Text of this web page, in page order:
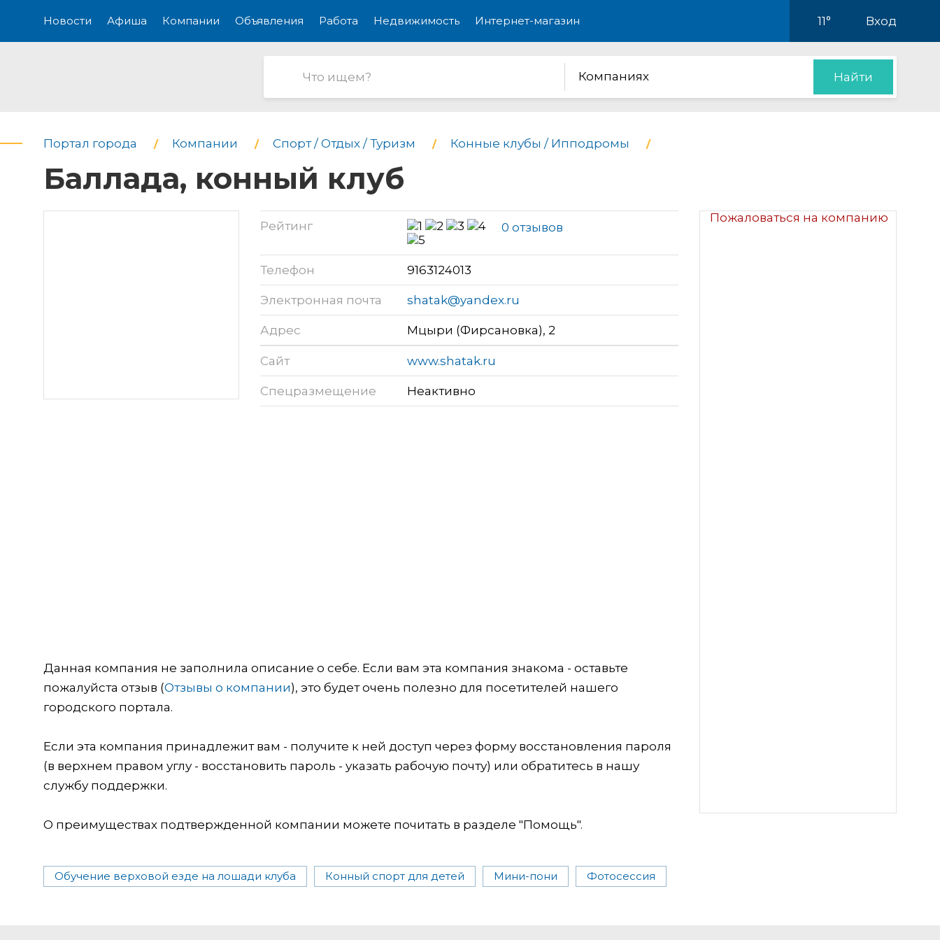
Новости Афиша Компании Объявления Работа Недвижимость Интернет-магазин 11° Вход
Компаниях Найти
Портал города Компании Спорт / Отдых / Туризм Конные клубы / Ипподромы
Баллада, конный клуб
Пожаловаться на компанию
Рейтинг 0 отзывов
Телефон 9163124013
Электронная почта shatak@yandex.ru
Адрес Мцыри (Фирсановка), 2
Сайт www.shatak.ru
Спецразмещение Неактивно
Данная компания не заполнила описание о себе. Если вам эта компания знакома - оставьте
пожалуйста отзыв (Отзывы о компании), это будет очень полезно для посетителей нашего
городского портала.
Если эта компания принадлежит вам - получите к ней доступ через форму восстановления пароля
(в верхнем правом углу - восстановить пароль - указать рабочую почту) или обратитесь в нашу
службу поддержки.
О преимуществах подтвержденной компании можете почитать в разделе "Помощь".
Обучение верховой езде на лошади клуба Конный спорт для детей Мини-пони Фотосессия